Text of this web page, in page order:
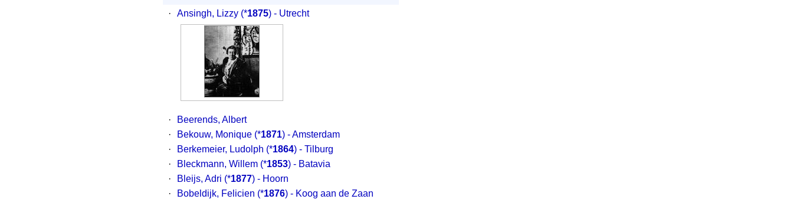
·
Ansingh, Lizzy (*1875) - Utrecht
·
Beerends, Albert
·
Bekouw, Monique (*1871) - Amsterdam
·
Berkemeier, Ludolph (*1864) - Tilburg
·
Bleckmann, Willem (*1853) - Batavia
·
Bleijs, Adri (*1877) - Hoorn
·
Bobeldijk, Felicien (*1876) - Koog aan de Zaan